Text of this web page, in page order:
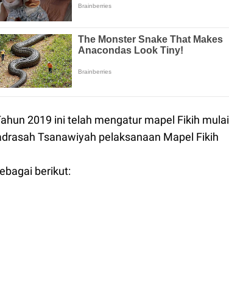
2019 ini telah mengatur mapel Fikih mulai
Tsanawiyah pelaksanaan Mapel Fikih
berikut: